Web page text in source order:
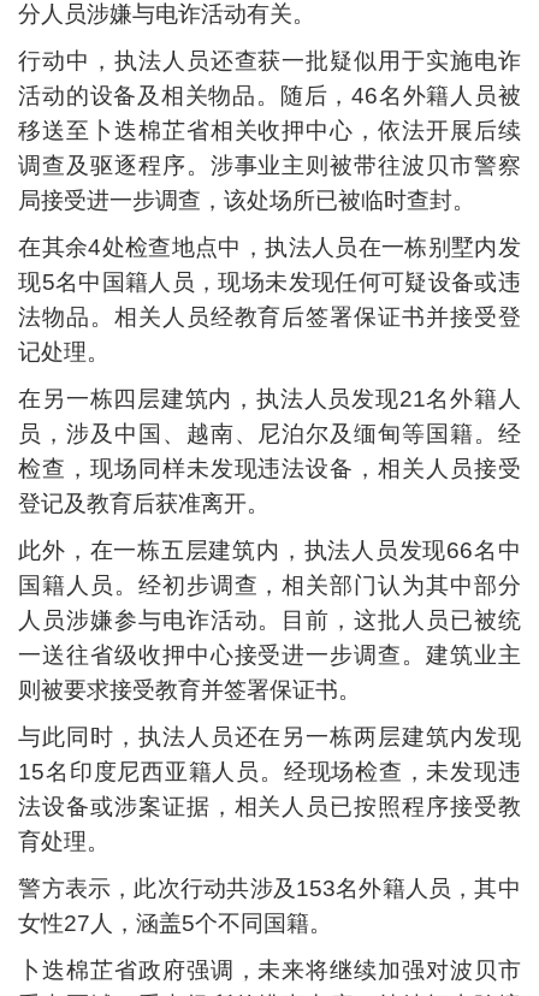
分人员涉嫌与电诈活动有关。
行动中，执法人员还查获一批疑似用于实施电诈
活动的设备及相关物品。随后，46名外籍人员被
移送至卜迭棉芷省相关收押中心，依法开展后续
调查及驱逐程序。涉事业主则被带往波贝市警察
局接受进一步调查，该处场所已被临时查封。
在其余4处检查地点中，执法人员在一栋别墅内发
现5名中国籍人员，现场未发现任何可疑设备或违
法物品。相关人员经教育后签署保证书并接受登
记处理。
在另一栋四层建筑内，执法人员发现21名外籍人
员，涉及中国、越南、尼泊尔及缅甸等国籍。经
检查，现场同样未发现违法设备，相关人员接受
登记及教育后获准离开。
此外，在一栋五层建筑内，执法人员发现66名中
国籍人员。经初步调查，相关部门认为其中部分
人员涉嫌参与电诈活动。目前，这批人员已被统
一送往省级收押中心接受进一步调查。建筑业主
则被要求接受教育并签署保证书。
与此同时，执法人员还在另一栋两层建筑内发现
15名印度尼西亚籍人员。经现场检查，未发现违
法设备或涉案证据，相关人员已按照程序接受教
育处理。
警方表示，此次行动共涉及153名外籍人员，其中
女性27人，涵盖5个不同国籍。
卜迭棉芷省政府强调，未来将继续加强对波贝市